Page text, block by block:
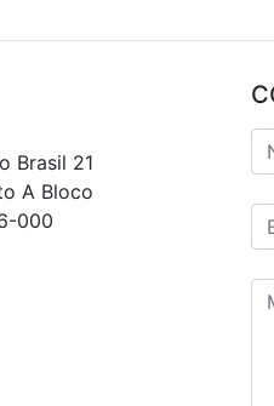
Brasil 21
A Bloco
000